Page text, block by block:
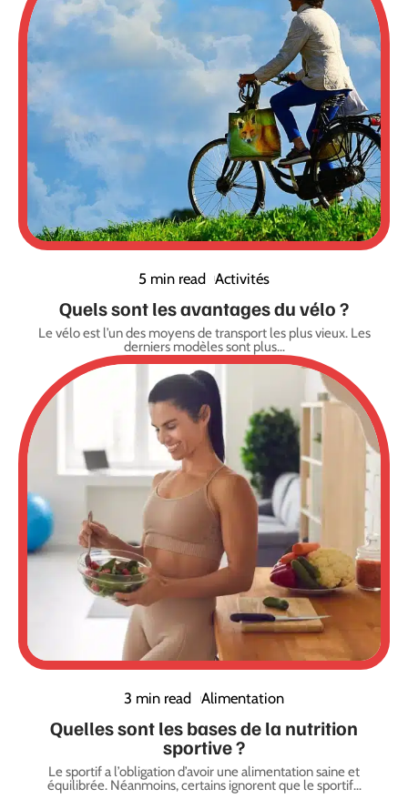
5 min read Activités
Quels sont les avantages du vélo ?
Le vélo est l’un des moyens de transport les plus vieux. Les
derniers modèles sont plus…
3 min read Alimentation
Quelles sont les bases de la nutrition
sportive ?
Le sportif a l’obligation d’avoir une alimentation saine et
équilibrée. Néanmoins, certains ignorent que le sportif…